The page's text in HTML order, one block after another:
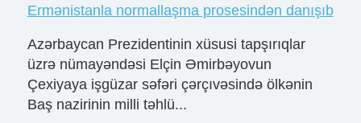
Ermənistanla normallaşma prosesindən danışıb
Azərbaycan Prezidentinin xüsusi tapşırıqlar
üzrə nümayəndəsi Elçin Əmirbəyovun
Çexiyaya işgüzar səfəri çərçıvəsində ölkənin
Baş nazirinin milli təhlü...